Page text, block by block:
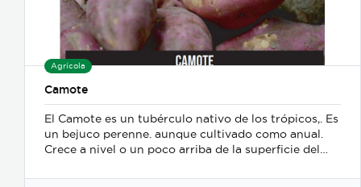
Agrícola
Camote
El Camote es un tubérculo nativo de los trópicos,. Es
un bejuco perenne. aunque cultivado como anual.
Crece a nivel o un poco arriba de la superficie del
procesadas de diferentes formas, La parte más